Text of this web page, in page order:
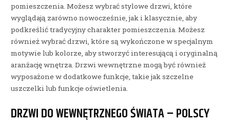
pomieszczenia. Możesz wybrać stylowe drzwi, które
wyglądają zarówno nowocześnie, jak i klasycznie, aby
podkreślić tradycyjny charakter pomieszczenia. Możesz
również wybrać drzwi, które są wykończone w specjalnym
motywie lub kolorze, aby stworzyć interesującą i oryginalną
aranżację wnętrza. Drzwi wewnętrzne mogą być również
wyposażone w dodatkowe funkcje, takie jak szczelne
uszczelki lub funkcje oświetlenia.
DRZWI DO WEWNĘTRZNEGO ŚWIATA – POLSCY